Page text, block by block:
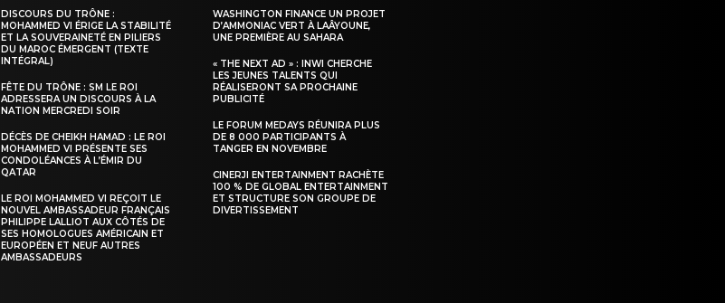
Nous contacter
Formules d’abonnement
DISCOURS DU TRÔNE :
MOHAMMED VI ÉRIGE LA STABILITÉ
ET LA SOUVERAINETÉ EN PILIERS
DU MAROC ÉMERGENT (TEXTE
INTÉGRAL)
FÊTE DU TRÔNE : SM LE ROI
ADRESSERA UN DISCOURS À LA
NATION MERCREDI SOIR
DÉCÈS DE CHEIKH HAMAD : LE ROI
MOHAMMED VI PRÉSENTE SES
CONDOLÉANCES À L’ÉMIR DU
QATAR
LE ROI MOHAMMED VI REÇOIT LE
NOUVEL AMBASSADEUR FRANÇAIS
PHILIPPE LALLIOT AUX CÔTÉS DE
SES HOMOLOGUES AMÉRICAIN ET
EUROPÉEN ET NEUF AUTRES
AMBASSADEURS
WASHINGTON FINANCE UN PROJET
D’AMMONIAC VERT À LAÂYOUNE,
UNE PREMIÈRE AU SAHARA
« THE NEXT AD » : INWI CHERCHE
LES JEUNES TALENTS QUI
RÉALISERONT SA PROCHAINE
PUBLICITÉ
LE FORUM MEDAYS RÉUNIRA PLUS
DE 8 000 PARTICIPANTS À
TANGER EN NOVEMBRE
CINERJI ENTERTAINMENT RACHÈTE
100 % DE GLOBAL ENTERTAINMENT
ET STRUCTURE SON GROUPE DE
DIVERTISSEMENT